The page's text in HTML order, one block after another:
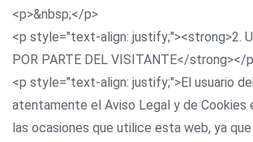
<p>&nbsp;</p>
<p style="text-align: justify;"><strong>2.
POR PARTE DEL VISITANTE</strong></
<p style="text-align: justify;">El usuario
atentamente el Aviso Legal y de Cookies
las ocasiones que utilice esta web, ya